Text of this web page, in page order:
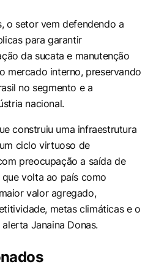
o setor vem defendendo a
para garantir
da sucata e manutenção
mercado interno, preservando
no segmento e a
nacional.
construiu uma infraestrutura
ciclo virtuoso de
preocupação a saída de
volta ao país como
valor agregado,
metas climáticas e o
Janaina Donas.